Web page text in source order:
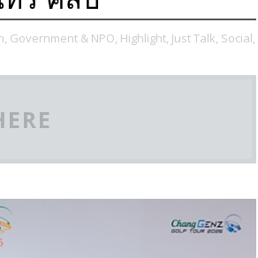
Government & NPO, Highlight, Just Talk, Social,